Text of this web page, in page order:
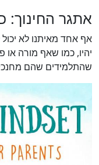
אתגר החינוך:
אף אחד מאיתנו לא יכול
יהיו, כמו שאף מורה או
שהתלמידים שהם